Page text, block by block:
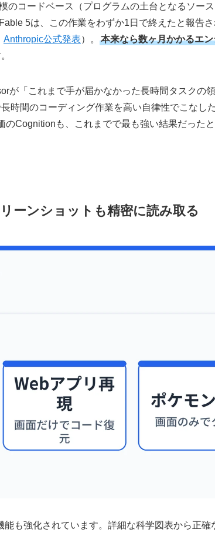
のコードベース（プログラムの土台となるソー
5は、この作業をわずか1日で終えたと報告
Anthropic公式発表）。
本来なら数ヶ月かかるエ
が「これまで手が届かなかった長時間タスクの
時間のコーディング作業を高い自律性でこなし
のCognitionも、これまでで最も強い結果だった
ーンショットも精密に読み取る
も強化されています。詳細な科学図表から正確